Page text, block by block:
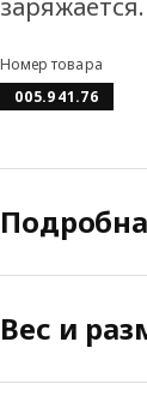
заряжается.
Номер товара
005.941.76
Вес и